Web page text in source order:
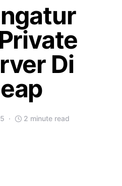
Di
2 minute read